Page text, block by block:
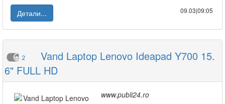
Детали...
09.03|09:05
2
Vand Laptop Lenovo Ideapad Y700 15.
6" FULL HD
www.publi24.ro